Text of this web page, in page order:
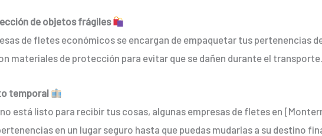
de objetos frágiles
de fletes económicos se encargan de empaquetar tus pertenencias
materiales de protección para evitar que se dañen durante el transporte.
temporal
está listo para recibir tus cosas, algunas empresas de fletes en
en un lugar seguro hasta que puedas mudarlas a su destino